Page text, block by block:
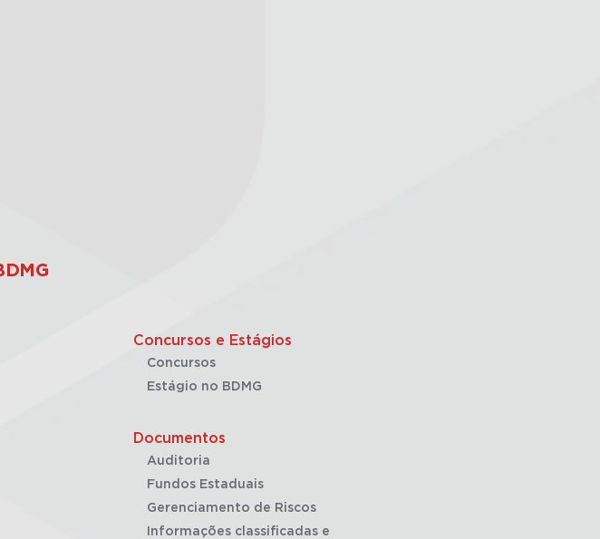
Concursos e Estágios
Concursos
Estágio no BDMG
Documentos
Auditoria
Fundos Estaduais
Gerenciamento de Riscos
Informações classificadas e